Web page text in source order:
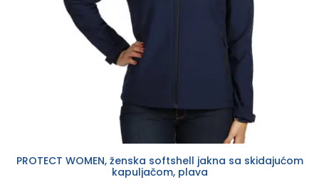
PROTECT WOMEN, ženska softshell jakna sa skidajućom
kapuljačom, plava